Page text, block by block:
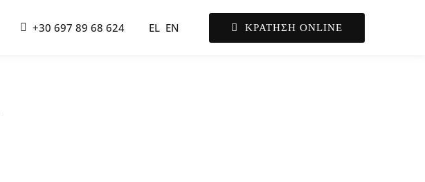
+30 697 89 68 624 EL EN ΚΡΑΤΗΣΗ ONLINE